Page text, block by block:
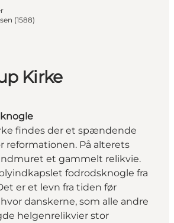
(1588)
Kirke
findes der et spændende
reformationen. På alterets
et gammelt relikvie.
fodrodsknogle fra
er et levn fra tiden før
danskerne, som alle andre
helgenrelikvier stor